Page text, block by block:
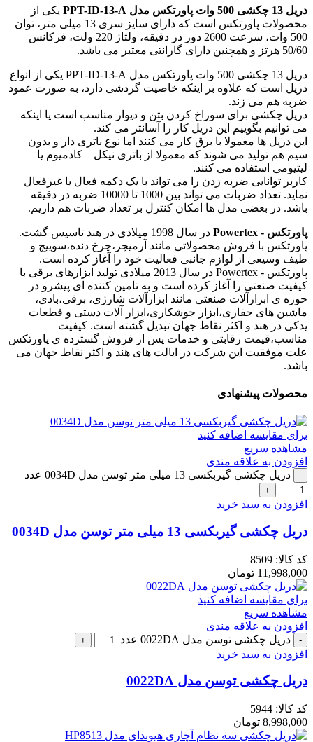
دریل 13 چکشی 500 وات پاورتکس مدل PPT-ID-13-A
یکی از
محصولات پاورتکس است که دارای سایز سری 13 میلی متر، توان
500 وات، سرعت 2600 دور در دقیقه، ولتاژ 220 ولت، فرکانس
50/60 هرتز و همچنین دارای گارانتی معتبر می باشد.
دریل 13 چکشی 500 وات پاورتکس مدل PPT-ID-13-A یکی از انواع
دریل است که علاوه بر اینکه خاصیت گردشی دارد، به صورت عمود
ضربه هم می زند.
دریل چکشی برای سوراخ کردن بتن و دیوار مناسب است یا اینکه
می توانیم بگوییم این دریل کار را آسانتر می کند.
این دریل ها معمولا با برق کار می کنند اما نوع باتری دار و بدون
سیم هم تولید می شوند که معمولا از باتری نیکل – کادمیوم یا
لیتیومی استفاده می کنند.
کاربر توانایی ضربه زدن را می تواند با یک دکمه فعال یا غیرفعال
نماید. تعداد ضربات می تواند بین 1000 تا 10000 ضربه در دقیقه
باشد. در بعضی مدل ها امکان کنترل بر تعداد ضربات هم داریم.
پاورتکس - Powertex
در سال 1998 میلادی در هند تاسیس گشت.
پاورتکس با فروش محصولاتی مانند آرمیچر،چرخ دنده،سوییچ و
طیف وسیعی از لوازم جانبی فعالیت خود را آغاز کرده است.
پاورتکس - Powertex در سال 2013 میلادی تولید ابزارهای برقی با
کیفیت صنعتی را آغاز کرده است و به تامین کننده ای پیشرو در
حوزه ی ابزارآلات صنعتی مانند ابزارآلات شارژی، برقی،بادی،
ماشین های حفاری،ابزار جوشکاری،ابزار آلات دستی و قطعات
یدکی در هند و اکثر نقاط جهان تبدیل گشته است. کیفیت
مناسب،قیمت رقابتی و خدمات پس از فروش گسترده ی پاورتکس
علت موفقیت این شرکت در ایالت های هند و اکثر نقاط جهان می
باشد.
محصولات پیشنهادی
برای مقایسه اضافه کنید
مشاهده سریع
افزودن به علاقه مندی
دریل چکشی گیربکسی 13 میلی متر توسن مدل 0034D عدد
افزودن به سبد خرید
دریل چکشی گیربکسی 13 میلی متر توسن مدل 0034D
کد کالا: 8509
11,998,000 تومان
برای مقایسه اضافه کنید
مشاهده سریع
افزودن به علاقه مندی
دریل چکشی توسن مدل 0022DA عدد
افزودن به سبد خرید
دریل چکشی توسن مدل 0022DA
کد کالا: 5944
8,998,000 تومان